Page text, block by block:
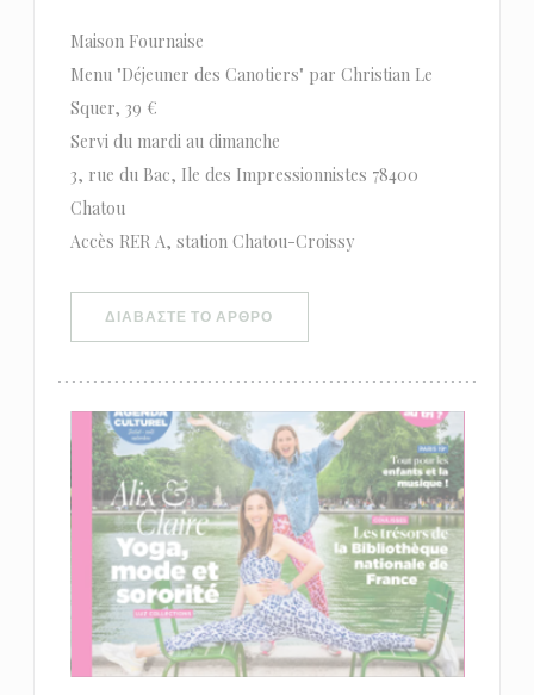
Maison Fournaise
Menu "Déjeuner des Canotiers" par Christian Le
Squer, 39 €
Servi du mardi au dimanche
3, rue du Bac, Ile des Impressionnistes 78400
Chatou
Accès RER A, station Chatou-Croissy
ΔΙΑΒΆΣΤΕ ΤΟ ΆΡΘΡΟ